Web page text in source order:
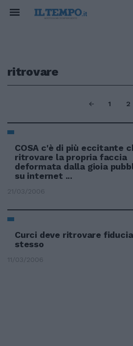
ritrovare
1 2
COSA c'è di più eccitante
ritrovare la propria faccia
deformata dalla gioia
su internet ...
21/03/2006
Curci deve ritrovare
stesso
11/03/2006